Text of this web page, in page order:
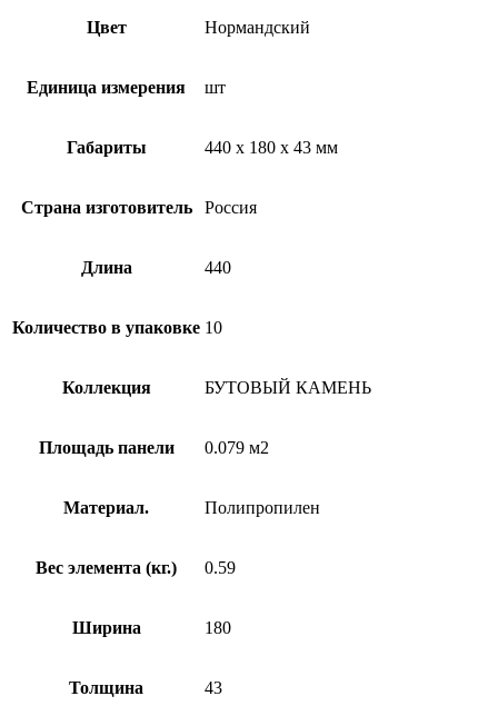
Цвет Нормандский
Единица измерения шт
Габариты 440 x 180 x 43 мм
Страна изготовитель Россия
Длина 440
Количество в упаковке 10
Коллекция БУТОВЫЙ КАМЕНЬ
Площадь панели 0.079 м2
Материал. Полипропилен
Вес элемента (кг.) 0.59
Ширина 180
Толщина 43